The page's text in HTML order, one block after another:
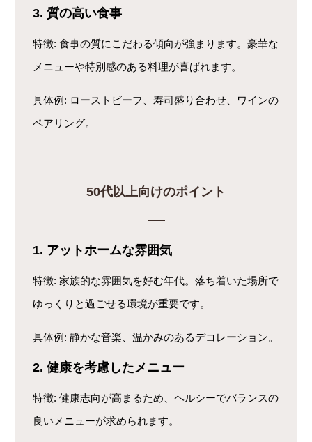
3. 質の高い食事
特徴: 食事の質にこだわる傾向が強まります。豪華な
メニューや特別感のある料理が喜ばれます。
具体例: ローストビーフ、寿司盛り合わせ、ワインの
ペアリング。
50代以上向けのポイント
1. アットホームな雰囲気
特徴: 家族的な雰囲気を好む年代。落ち着いた場所で
ゆっくりと過ごせる環境が重要です。
具体例: 静かな音楽、温かみのあるデコレーション。
2. 健康を考慮したメニュー
特徴: 健康志向が高まるため、ヘルシーでバランスの
良いメニューが求められます。